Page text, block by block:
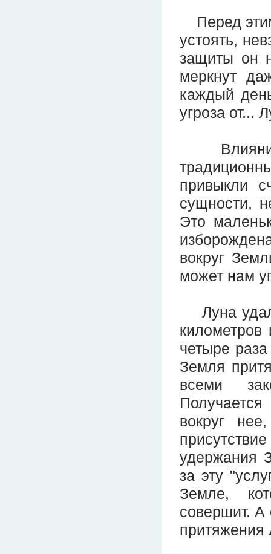
Перед
устоять,
защиты он
меркнут
каждый
угроза от...
Влияние
привыкли
сущности,
Это
вокруг
может нам
Луна
четыре
Земля
всеми
вокруг
удержания
за эту
Земле,
совершит. А
притяжения